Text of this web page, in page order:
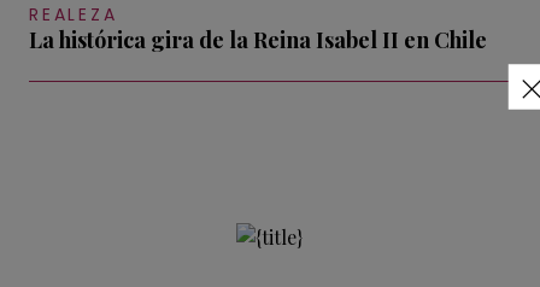
REALEZA
La histórica gira de la Reina Isabel II en Chile